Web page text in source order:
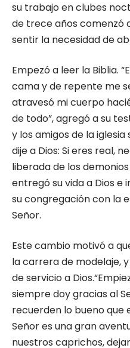
su trabajo en clubes
de trece años comenzó
sentir la necesidad de
Empezó a leer la Biblia.
cama y de repente me
atravesó mi cuerpo
de todo”, agregó a su
y los amigos de la
dije a Dios: Si eres real,
liberada de los
entregó su vida a Dios e
su congregación con la
Señor.
Este cambio motivó a
la carrera de modelaje,
de servicio a
siempre doy gracias al
recuerden lo bueno que
Señor es una gran
nuestros caprichos,